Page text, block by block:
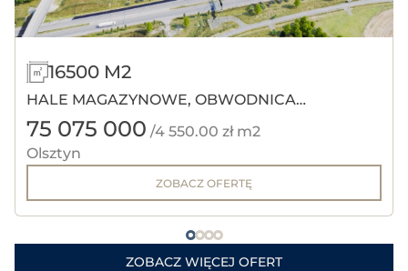
16500 M2
HALE MAGAZYNOWE, OBWODNICA
OLSZTYNA.
75 075 000 /4 550.00 zł m2
Olsztyn
ZOBACZ OFERTĘ
ZOBACZ WIĘCEJ OFERT